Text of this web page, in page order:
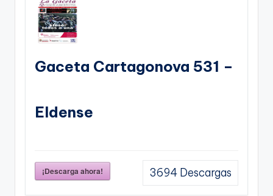
Gaceta Cartagonova 531 –
Eldense
¡Descarga ahora! 3694 Descargas